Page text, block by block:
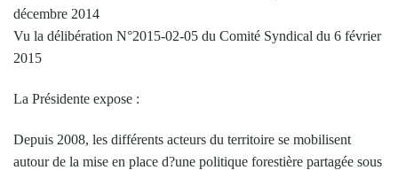
décembre 2014
Vu la délibération N°2015-02-05 du Comité Syndical du 6 février
2015
La Présidente expose :
Depuis 2008, les différents acteurs du territoire se mobilisent
autour de la mise en place d?une politique forestière partagée sous